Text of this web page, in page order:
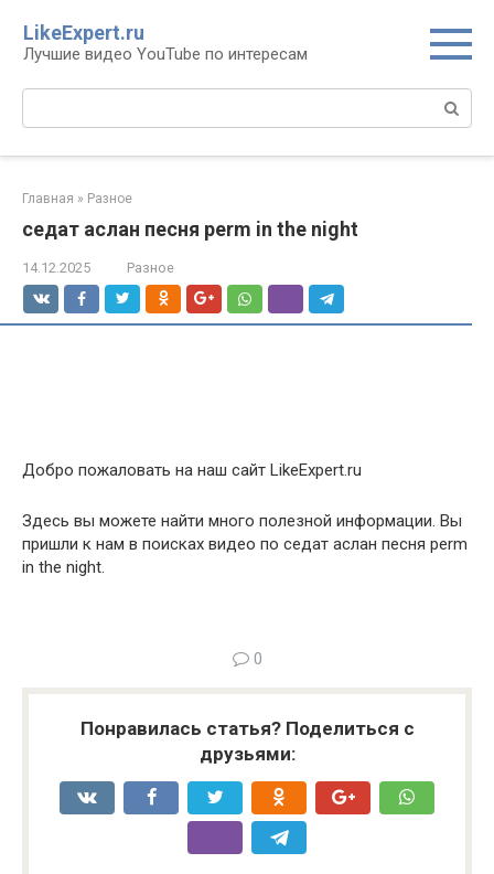
контенту
LikeExpert.ru
Лучшие видео YouTube по интересам
Главная » Разное
седат аслан песня perm in the night
14.12.2025 Разное
Добро пожаловать на наш сайт LikeExpert.ru
Здесь вы можете найти много полезной информации. Вы
пришли к нам в поисках видео по седат аслан песня perm
in the night.
0
Понравилась статья? Поделиться с
друзьями: